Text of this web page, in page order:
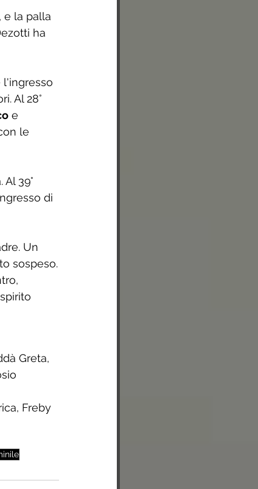
e la palla
ha
l'ingresso
Al 28°
e
le
39°
di
Un
sospeso.
Greta,
Freby